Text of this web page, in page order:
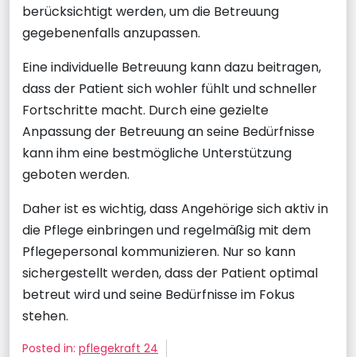
berücksichtigt werden, um die Betreuung
gegebenenfalls anzupassen.
Eine individuelle Betreuung kann dazu beitragen,
dass der Patient sich wohler fühlt und schneller
Fortschritte macht. Durch eine gezielte
Anpassung der Betreuung an seine Bedürfnisse
kann ihm eine bestmögliche Unterstützung
geboten werden.
Daher ist es wichtig, dass Angehörige sich aktiv in
die Pflege einbringen und regelmäßig mit dem
Pflegepersonal kommunizieren. Nur so kann
sichergestellt werden, dass der Patient optimal
betreut wird und seine Bedürfnisse im Fokus
stehen.
Posted in: pflegekraft 24